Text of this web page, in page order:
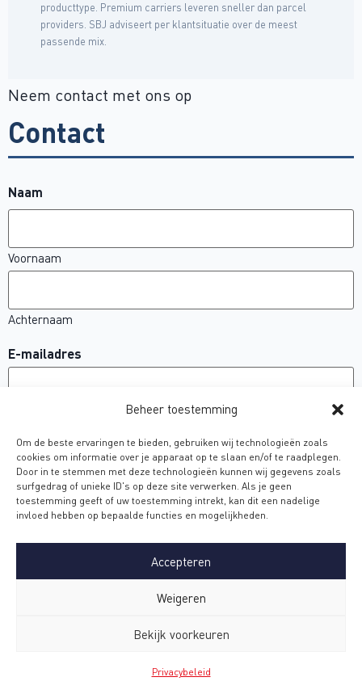
Beheer toestemming
Om de beste ervaringen te bieden, gebruiken wij technologieën zoals
cookies om informatie over je apparaat op te slaan en/of te raadplegen.
Door in te stemmen met deze technologieën kunnen wij gegevens zoals
surfgedrag of unieke ID's op deze site verwerken. Als je geen
toestemming geeft of uw toestemming intrekt, kan dit een nadelige
invloed hebben op bepaalde functies en mogelijkheden.
Accepteren
Weigeren
Bekijk voorkeuren
Privacybeleid
producttype. Premium carriers leveren sneller dan parcel
providers. SBJ adviseert per klantsituatie over de meest
passende mix.
Neem contact met ons op
Contact
Naam
Voornaam
Achternaam
E-mailadres
Bericht